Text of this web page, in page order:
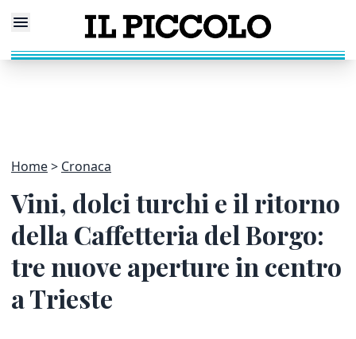
Home Cronaca
Vini, dolci turchi e il ritorno
della Caffetteria del Borgo:
tre nuove aperture in centro
a Trieste